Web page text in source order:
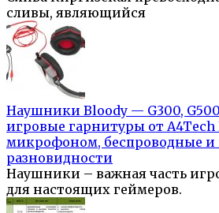
сливы, являющийся
Наушники Bloody — G300,
игровые гарнитуры от
микрофоном, беспроводные и
разновидности
Наушники – важная часть
для настоящих геймеров.